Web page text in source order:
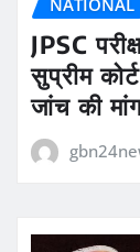
JPSC
सुप्रीम
जांच की